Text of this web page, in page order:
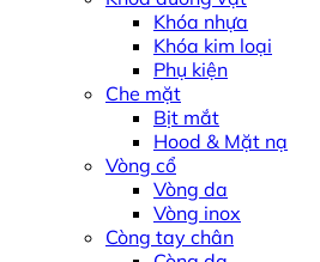
Khóa nhựa
Khóa kim loại
Phụ kiện
Che mặt
Bịt mắt
Hood & Mặt nạ
Vòng cổ
Vòng da
Vòng inox
Còng tay chân